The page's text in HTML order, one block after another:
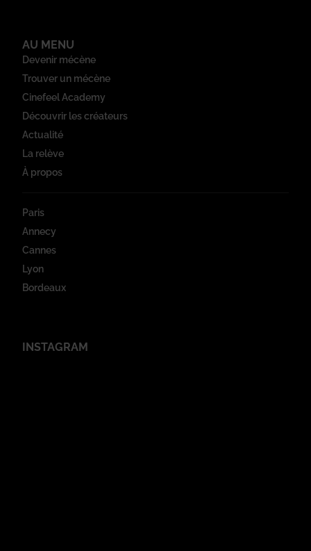
AU MENU
Devenir mécène
Trouver un mécène
Cinefeel Academy
Découvrir les créateurs
Actualité
La relève
À propos
Paris
Annecy
Cannes
Lyon
Bordeaux
INSTAGRAM